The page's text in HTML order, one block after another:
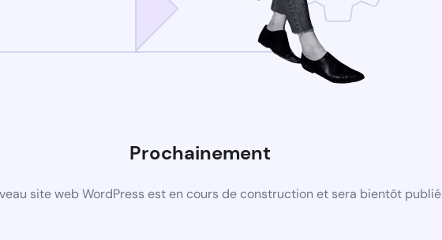
Prochainement
site web WordPress est en cours de construction et sera bientôt publié